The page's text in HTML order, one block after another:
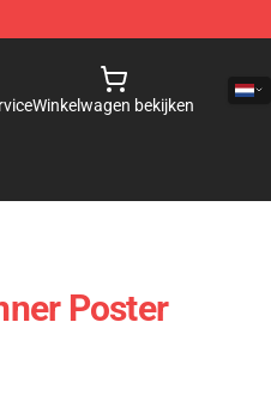
Winkelwagen bekijken
Poster